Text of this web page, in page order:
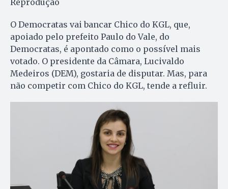
O Democratas vai bancar Chico do KGL, que,
apoiado pelo prefeito Paulo do Vale, do
Democratas, é apontado como o possível mais
votado. O presidente da Câmara, Lucivaldo
Medeiros (DEM), gostaria de disputar. Mas, para
não competir com Chico do KGL, tende a refluir.